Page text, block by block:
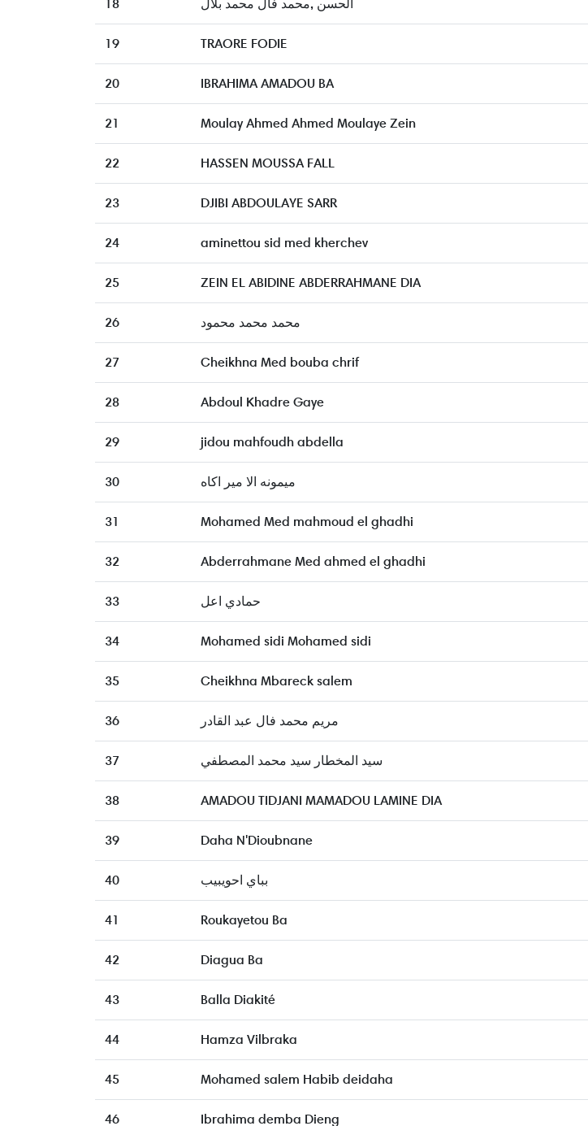
18 الحسن ,محمد فال محمد بلال
19 TRAORE FODIE
20 IBRAHIMA AMADOU BA
21 Moulay Ahmed Ahmed Moulaye Zein
22 HASSEN MOUSSA FALL
23 DJIBI ABDOULAYE SARR
24 aminettou sid med kherchev
25 ZEIN EL ABIDINE ABDERRAHMANE DIA
26 محمد محمد محمود
27 Cheikhna Med bouba chrif
28 Abdoul Khadre Gaye
29 jidou mahfoudh abdella
30 ميمونه الا مير اكاه
31 Mohamed Med mahmoud el ghadhi
32 Abderrahmane Med ahmed el ghadhi
33 حمادي اعل
34 Mohamed sidi Mohamed sidi
35 Cheikhna Mbareck salem
36 مريم محمد فال عبد القادر
37 سيد المخطار سيد محمد المصطفي
38 AMADOU TIDJANI MAMADOU LAMINE DIA
39 Daha N'Dioubnane
40 بباي احويبيب
41 Roukayetou Ba
42 Diagua Ba
43 Balla Diakité
44 Hamza Vilbraka
45 Mohamed salem Habib deidaha
46 Ibrahima demba Dieng